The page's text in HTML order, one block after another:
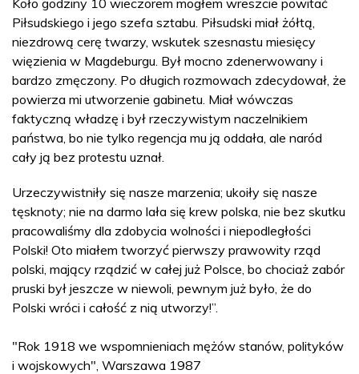
Piłsudskiego i jego szefa sztabu. Piłsudski miał żółtą,
niezdrową cerę twarzy, wskutek szesnastu miesięcy
więzienia w Magdeburgu. Był mocno zdenerwowany i
bardzo zmęczony. Po długich rozmowach zdecydował, że
powierza mi utworzenie gabinetu. Miał wówczas
faktyczną władzę i był rzeczywistym naczelnikiem
państwa, bo nie tylko regencja mu ją oddała, ale naród
cały ją bez protestu uznał.
Urzeczywistniły się nasze marzenia; ukoiły się nasze
tęsknoty; nie na darmo lała się krew polska, nie bez skutku
pracowaliśmy dla zdobycia wolności i niepodległości
Polski! Oto miałem tworzyć pierwszy prawowity rząd
polski, mający rządzić w całej już Polsce, bo chociaż zabór
pruski był jeszcze w niewoli, pewnym już było, że do
Polski wróci i całość z nią utworzy!”.
"Rok 1918 we wspomnieniach mężów stanów, polityków
i wojskowych", Warszawa 1987